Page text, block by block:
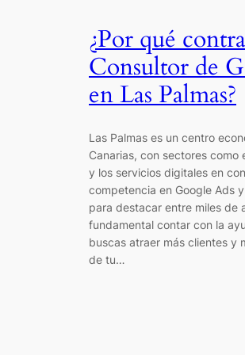
¿Por qué
Consultor de
en Las Palmas?
Las Palmas es un centro
Canarias, con sectores como
y los servicios digitales en
competencia en Google Ads
para destacar entre miles de
fundamental contar con la
buscas atraer más clientes y
de tu…